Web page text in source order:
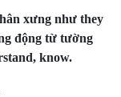
xưng như they
động từ tường
know.